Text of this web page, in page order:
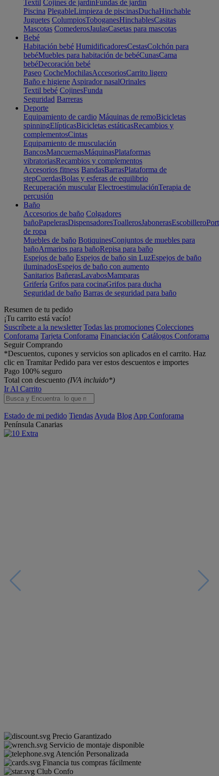
Textil Cojines de jardín Fundas de jardín
Piscina PlegableLimpieza de piscinasDuchaHinchable
Juguetes ColumpiosToboganesHinchablesCasitas
Mascotas ComederosJaulasCasetas para mascotas
Bebé
Habitación bebé HumidificadoresCestasColchón para
bebéMuebles para habitación de bebéCunasCama
bebéDecoración bebé
Paseo CocheMochilasAccesoriosCarrito ligero
Baño e higiene Aspirador nasalOrinales
Textil bebé CojinesFunda
Seguridad Barreras
Deporte
Equipamiento de cardio Máquinas de remoBicicletas
spinningElípticasBicicletas estáticasRecambios y
complementosCintas
Equipamiento de musculación
BancosMancuernasMáquinasPlataformas
vibratoriasRecambios y complementos
Accesorios fitness BandasBarrasPlataforma de
stepCuerdasBolas y esferas de equilibrio
Recuperación muscular ElectroestimulaciónTerapia de
percusión
Baño
Accesorios de baño Colgadores
bañoPapelerasDispensadoresToallerosJabonerasEscobillero
de ropa
Muebles de baño BotiquinesConjuntos de muebles para
bañoArmarios para bañoRepisa para baño
Espejos de baño Espejos de baño sin LuzEspejos de baño
iluminadosEspejos de baño con aumento
Sanitarios BañerasLavabosMamparas
Grifería Grifos para cocinaGrifos para ducha
Seguridad de baño Barras de seguridad para baño
Resumen de tu pedido
¡Tu carrito está vacío!
Suscríbete a la newsletter Todas las promociones Colecciones
Conforama Tarjeta Conforama Financiación Catálogos Conforama
Seguir Comprando
*Descuentos, cupones y servicios son aplicados en el carrito. Haz
clic en Tramitar Pedido para ver estos descuentos e importes
Pago 100% seguro
Total con descuento (IVA incluido*)
Ir Al Carrito
Estado de mi pedido Tiendas Ayuda Blog App Conforama
Península Canarias
Precio Garantizado
Servicio de montaje disponible
Atención Personalizada
Financia tus compras fácilmente
Club Confo